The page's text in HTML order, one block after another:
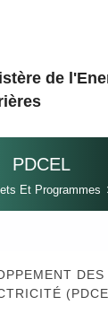
de
PDCEL
Et Programmes